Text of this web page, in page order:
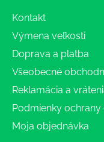
Kontakt
Výmena veľkosti
Doprava a platba
Všeobecné
Reklamácia a
Podmienky
Moja objednávka